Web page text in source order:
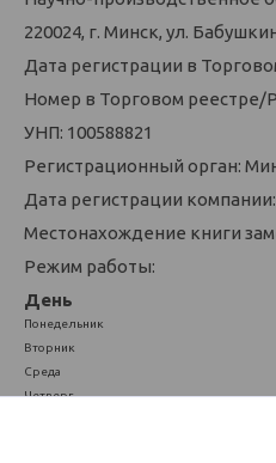
220024, г. Минск, ул.
Дата регистрации в
Номер в Торговом реестре/
УНП: 100588821
Регистрационный орган:
Дата регистрации компании:
Местонахождение книги
Режим работы:
День
Понедельник
Вторник
Среда
Четверг